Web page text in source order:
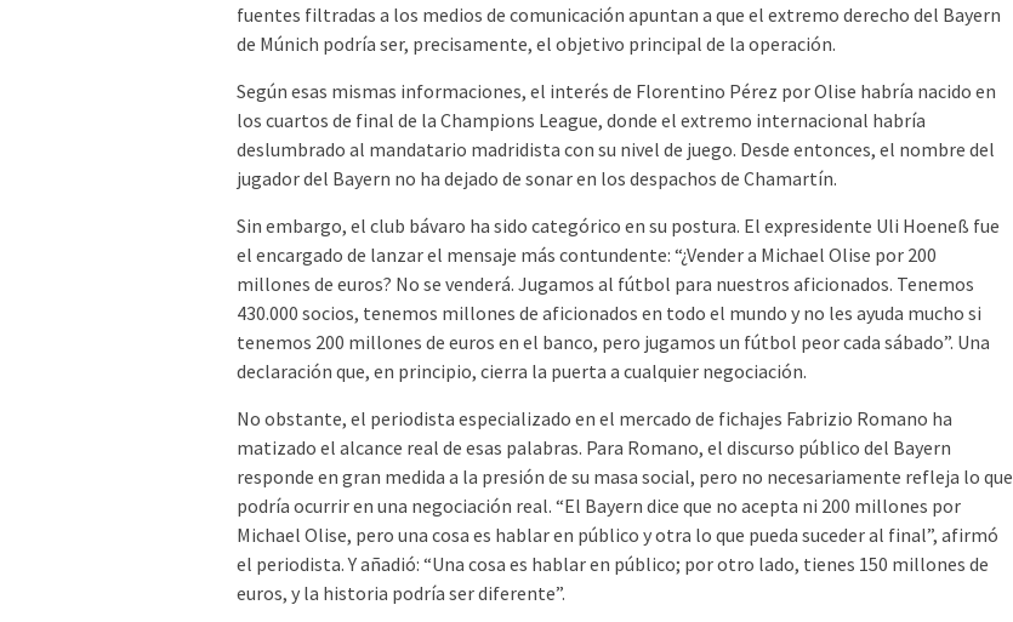
fuentes filtradas a los medios de comunicación apuntan a que el extremo derecho del Bayern
de Múnich podría ser, precisamente, el objetivo principal de la operación.
Según esas mismas informaciones, el interés de Florentino Pérez por Olise habría nacido en
los cuartos de final de la Champions League, donde el extremo internacional habría
deslumbrado al mandatario madridista con su nivel de juego. Desde entonces, el nombre del
jugador del Bayern no ha dejado de sonar en los despachos de Chamartín.
Sin embargo, el club bávaro ha sido categórico en su postura. El expresidente Uli Hoeneß fue
el encargado de lanzar el mensaje más contundente: “¿Vender a Michael Olise por 200
millones de euros? No se venderá. Jugamos al fútbol para nuestros aficionados. Tenemos
430.000 socios, tenemos millones de aficionados en todo el mundo y no les ayuda mucho si
tenemos 200 millones de euros en el banco, pero jugamos un fútbol peor cada sábado”. Una
declaración que, en principio, cierra la puerta a cualquier negociación.
No obstante, el periodista especializado en el mercado de fichajes Fabrizio Romano ha
matizado el alcance real de esas palabras. Para Romano, el discurso público del Bayern
responde en gran medida a la presión de su masa social, pero no necesariamente refleja lo que
podría ocurrir en una negociación real. “El Bayern dice que no acepta ni 200 millones por
Michael Olise, pero una cosa es hablar en público y otra lo que pueda suceder al final”, afirmó
el periodista. Y añadió: “Una cosa es hablar en público; por otro lado, tienes 150 millones de
euros, y la historia podría ser diferente”.